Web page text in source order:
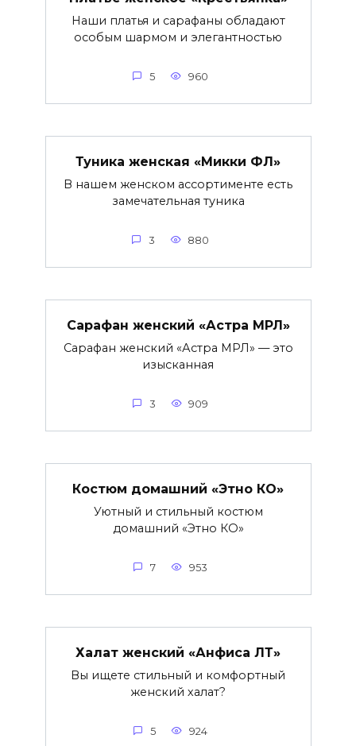
Наши платья и сарафаны обладают
особым шармом и элегантностью
5 960
Туника женская «Микки ФЛ»
В нашем женском ассортименте есть
замечательная туника
3 880
Сарафан женский «Астра МРЛ»
Сарафан женский «Астра МРЛ» — это
изысканная
3 909
Костюм домашний «Этно КО»
Уютный и стильный костюм
домашний «Этно КО»
7 953
Халат женский «Анфиса ЛТ»
Вы ищете стильный и комфортный
женский халат?
5 924